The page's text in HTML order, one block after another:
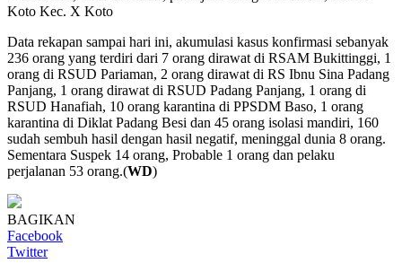
Koto Kec. X Koto
Data rekapan sampai hari ini, akumulasi kasus konfirmasi sebanyak
236 orang yang terdiri dari 7 orang dirawat di RSAM Bukittinggi, 1
orang di RSUD Pariaman, 2 orang dirawat di RS Ibnu Sina Padang
Panjang, 1 orang dirawat di RSUD Padang Panjang, 1 orang di
RSUD Hanafiah, 10 orang karantina di PPSDM Baso, 1 orang
karantina di Diklat Padang Besi dan 45 orang isolasi mandiri, 160
sudah sembuh hasil dengan hasil negatif, meninggal dunia 8 orang.
Sementara Suspek 14 orang, Probable 1 orang dan pelaku
perjalanan 53 orang.(WD)
BAGIKAN
Facebook
Twitter